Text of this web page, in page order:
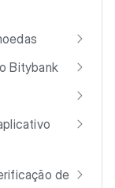
Bitybank
de